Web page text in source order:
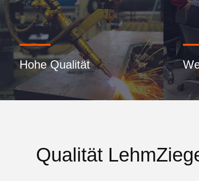
Hohe Qualität
Qualität